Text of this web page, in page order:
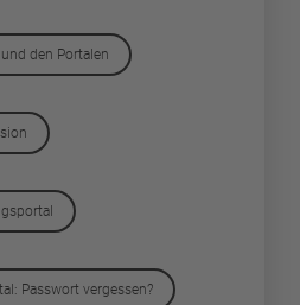
den Portalen
Passwort vergessen?